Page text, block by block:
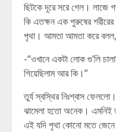
ছিটকে দূরে সরে গেল। লাজে
কি এতক্ষন এক পুরুষের
পৃথা। আমতা আমতা করে বলল,
-“ওখানে একটা লোক গু’লি
গিয়েছিলাম আর কি।”
তুর্য স্বস্থির নিঃশ্বাস
ঝামেলা হতো অনেক। এমনিই
এই যদি পৃথা কোনো মতে